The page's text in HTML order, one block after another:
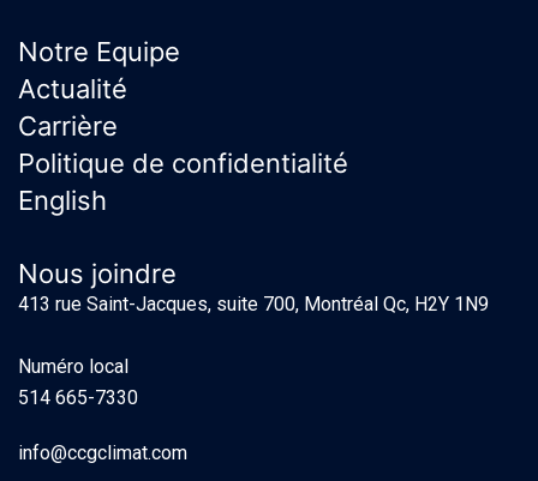
Notre Equipe
Actualité
Carrière
Politique de confidentialité
English
Nous joindre
413 rue Saint-Jacques, suite 700, Montréal Qc, H2Y 1N9
Numéro local
514 665-7330
info@ccgclimat.com